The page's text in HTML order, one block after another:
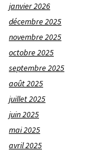
janvier 2026
décembre 2025
novembre 2025
octobre 2025
septembre 2025
août 2025
juillet 2025
juin 2025
mai 2025
avril 2025